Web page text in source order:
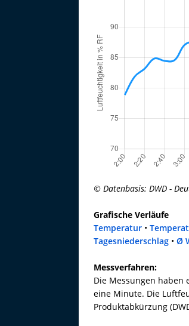
© Datenbasis: DWD -
Grafische Verläufe
Temperatur •
Tagesniederschlag • Ø
Messverfahren:
Die Messungen haben
eine Minute. Die
Produktabkürzung